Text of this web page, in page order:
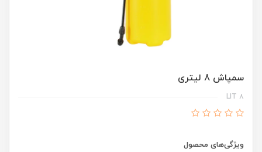
سمپاش 8 لیتری
8 LIT
ویژگی‌های محصول